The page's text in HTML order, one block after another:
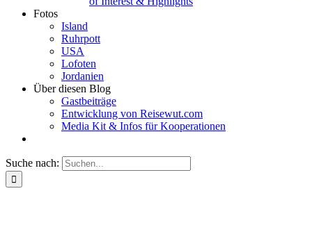
Fotos
Island
Ruhrpott
USA
Lofoten
Jordanien
Über diesen Blog
Gastbeiträge
Entwicklung von Reisewut.com
Media Kit & Infos für Kooperationen
Suche nach: